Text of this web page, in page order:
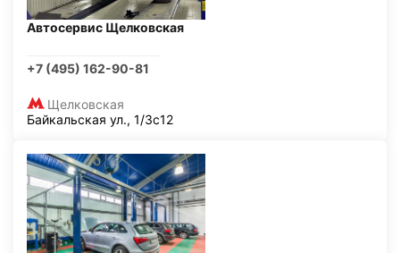
Автосервис Щелковская
+7 (495) 162-90-81
Щелковская
Байкальская ул., 1/3с12